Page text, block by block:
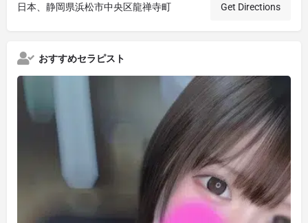
日本、静岡県浜松市中央区龍禅寺町 Get Directions
おすすめセラピスト